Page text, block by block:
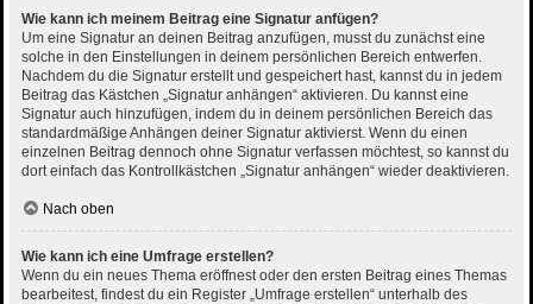
Wie kann ich meinem Beitrag eine Signatur anfügen?
Um eine Signatur an deinen Beitrag anzufügen, musst du zunächst eine
solche in den Einstellungen in deinem persönlichen Bereich entwerfen.
Nachdem du die Signatur erstellt und gespeichert hast, kannst du in jedem
Beitrag das Kästchen „Signatur anhängen“ aktivieren. Du kannst eine
Signatur auch hinzufügen, indem du in deinem persönlichen Bereich das
standardmäßige Anhängen deiner Signatur aktivierst. Wenn du einen
einzelnen Beitrag dennoch ohne Signatur verfassen möchtest, so kannst du
dort einfach das Kontrollkästchen „Signatur anhängen“ wieder deaktivieren.
Nach oben
Wie kann ich eine Umfrage erstellen?
Wenn du ein neues Thema eröffnest oder den ersten Beitrag eines Themas
bearbeitest, findest du ein Register „Umfrage erstellen“ unterhalb des